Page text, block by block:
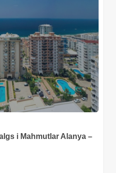
i Mahmutlar Alanya –